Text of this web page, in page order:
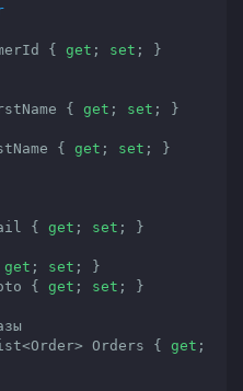
{ get ; set ; }
{ get ; set ; }
{ get ; set ; }
{ get ; set ; }
get ; set ; }
{ get ; set ; }
Orders { get